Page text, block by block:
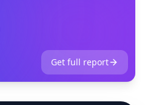
Get full report